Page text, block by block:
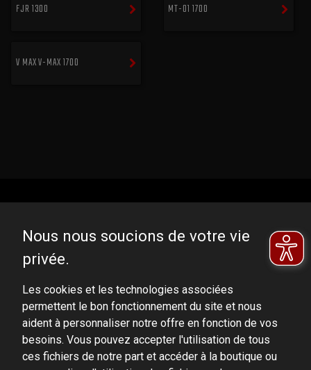
FJR 1300 MT-01 1700
V MAX V-MAX 1700
DOMINATOR GROUP Sp. z o.o.
Ludowa 59, 43-514 Kaniów, POLAND
VAT ID No.: 6521751083
dominator@dominator.pl
Nous nous soucions de votre vie
privée.
Les cookies et les technologies associées
permettent le bon fonctionnement du site et nous
aident à personnaliser notre offre en fonction de vos
besoins. Vous pouvez accepter l'utilisation de tous
ces fichiers de notre part et accéder à la boutique ou